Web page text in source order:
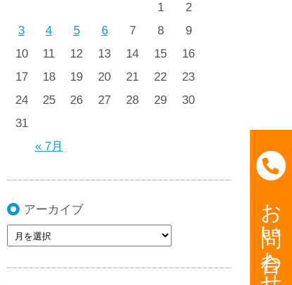
« 7月
1
2
3
4 5 6 7 8
9
10
11 12 13 14 15
16
17
18 19 20 21 22
23
24
25 26 27 28 29
30
31
アーカイブ お問い合わせ